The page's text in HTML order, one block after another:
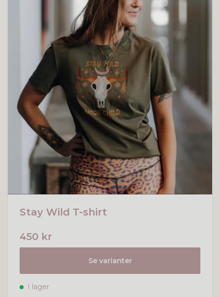
Stay Wild T-shirt
450 kr
Se varianter
I lager